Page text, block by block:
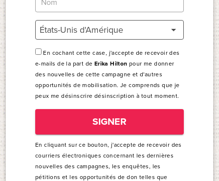
États-Unis d'Amérique
En cochant cette case, j'accepte de recevoir des
e-mails de la part de Erika Hilton pour me donner
des nouvelles de cette campagne et d'autres
opportunités de mobilisation. Je comprends que je
peux me désinscrire désinscription à tout moment.
SIGNER
En cliquant sur ce bouton, j'accepte de recevoir des
courriers électroniques concernant les dernières
nouvelles des campagnes, les enquêtes, les
pétitions et les opportunités de don telles que